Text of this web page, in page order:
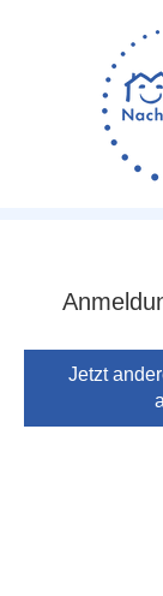
Jetzt